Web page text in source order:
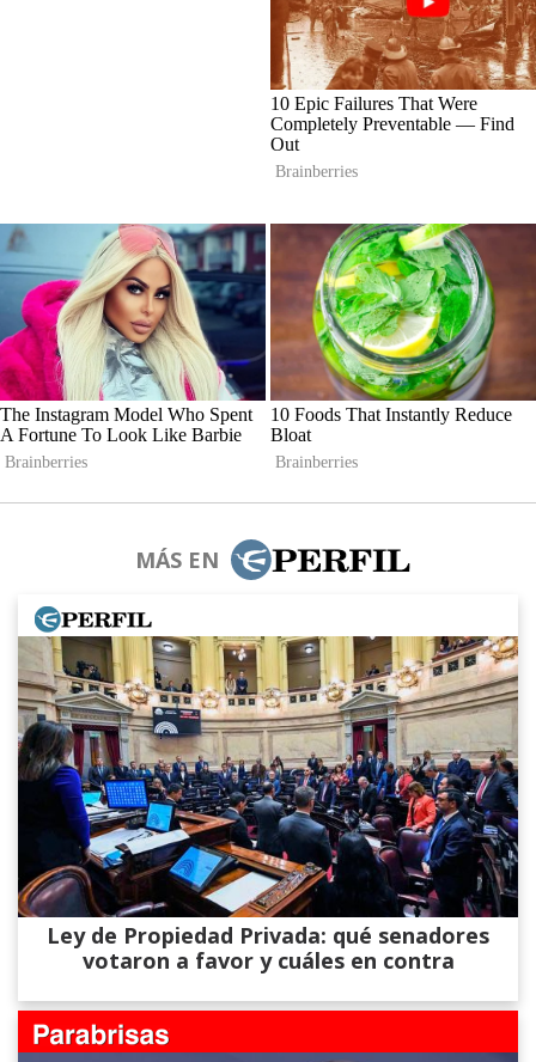
MÁS EN
Ley de Propiedad Privada: qué senadores
votaron a favor y cuáles en contra